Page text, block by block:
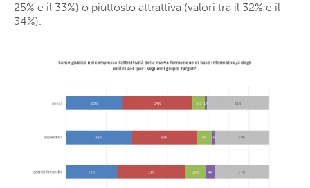
25% e il 33%) o piuttosto attrattiva (valori tra il 32% e il
34%).